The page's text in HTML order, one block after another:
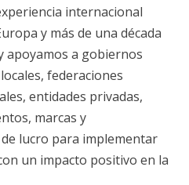
internacional
y más de una década
apoyamos a gobiernos
federaciones
entidades privadas,
marcas y
lucro para implementar
un impacto positivo en la